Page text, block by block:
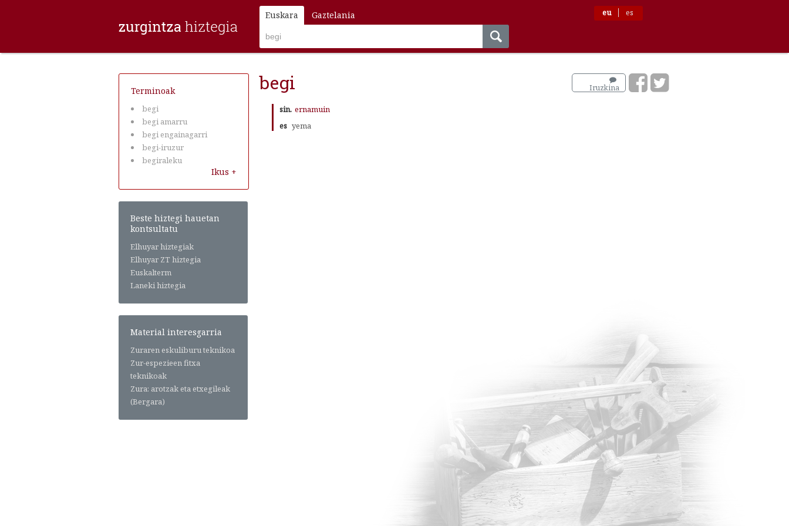
Euskara Gaztelania eu es
begi Iruzkina
sin. ernamuin
es yema
Terminoak
begi
begi amarru
begi engainagarri
begi-iruzur
begiraleku
Ikus +
Beste hiztegi hauetan
kontsultatu
Elhuyar hiztegiak
Elhuyar ZT hiztegia
Euskalterm
Laneki hiztegia
Material interesgarria
Zuraren eskuliburu teknikoa
Zur-espezieen fitxa
teknikoak
Zura: arotzak eta etxegileak
(Bergara)